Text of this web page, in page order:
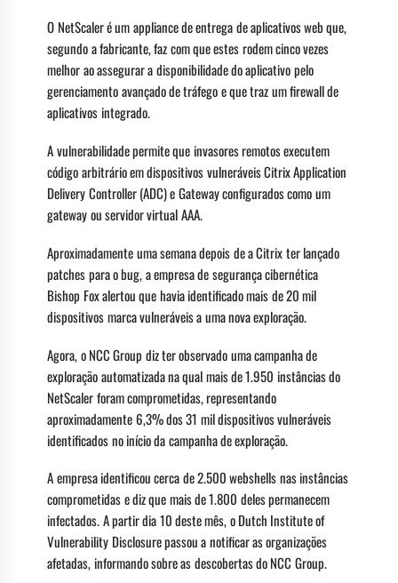
O NetScaler é um appliance de entrega de aplicativos web que,
segundo a fabricante, faz com que estes rodem cinco vezes
melhor ao assegurar a disponibilidade do aplicativo pelo
gerenciamento avançado de tráfego e que traz um firewall de
aplicativos integrado.
A vulnerabilidade permite que invasores remotos executem
código arbitrário em dispositivos vulneráveis Citrix Application
Delivery Controller (ADC) e Gateway configurados como um
gateway ou servidor virtual AAA.
Aproximadamente uma semana depois de a Citrix ter lançado
patches para o bug, a empresa de segurança cibernética
Bishop Fox alertou que havia identificado mais de 20 mil
dispositivos marca vulneráveis a uma nova exploração.
Agora, o NCC Group diz ter observado uma campanha de
exploração automatizada na qual mais de 1.950 instâncias do
NetScaler foram comprometidas, representando
aproximadamente 6,3% dos 31 mil dispositivos vulneráveis
identificados no início da campanha de exploração.
A empresa identificou cerca de 2.500 webshells nas instâncias
comprometidas e diz que mais de 1.800 deles permanecem
infectados. A partir dia 10 deste mês, o Dutch Institute of
Vulnerability Disclosure passou a notificar as organizações
afetadas, informando sobre as descobertas do NCC Group.